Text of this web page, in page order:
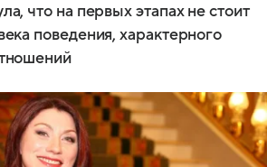
что на первых этапах не стоит
поведения, характерного